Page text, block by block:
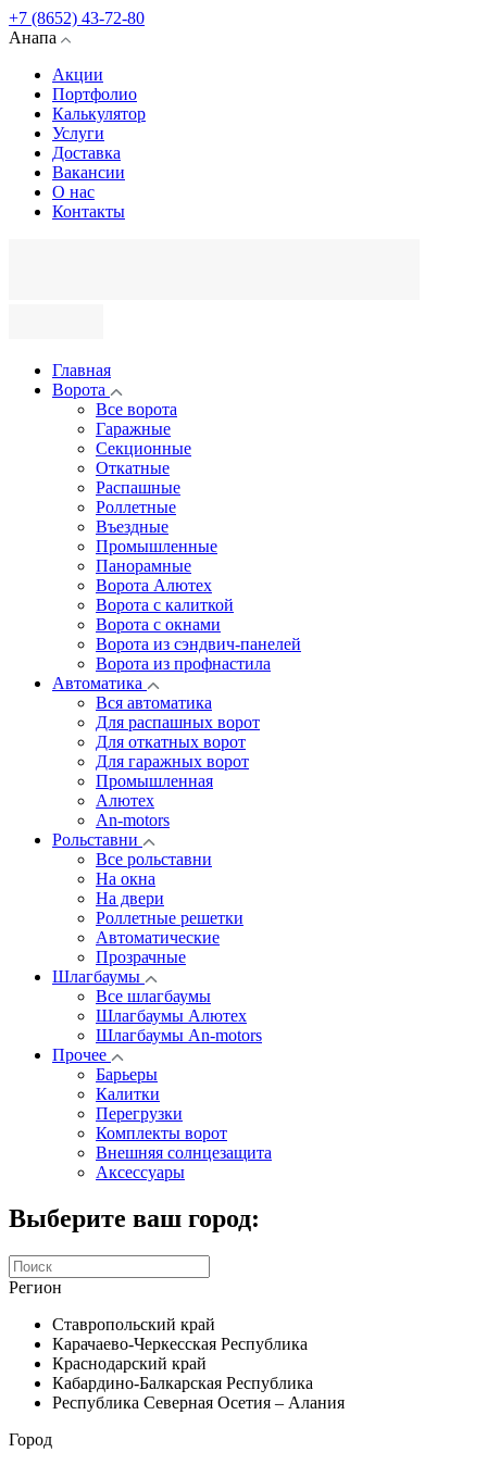
+7 (8652) 43-72-80
Анапа
Акции
Портфолио
Калькулятор
Услуги
Доставка
Вакансии
О нас
Контакты
Главная
Ворота
Все ворота
Гаражные
Секционные
Откатные
Распашные
Роллетные
Въездные
Промышленные
Панорамные
Ворота Алютех
Ворота с калиткой
Ворота c окнами
Ворота из сэндвич-панелей
Ворота из профнастила
Автоматика
Вся автоматика
Для распашных ворот
Для откатных ворот
Для гаражных ворот
Промышленная
Алютех
An-motors
Рольставни
Все рольставни
На окна
На двери
Роллетные решетки
Автоматические
Прозрачные
Шлагбаумы
Все шлагбаумы
Шлагбаумы Алютех
Шлагбаумы An-motors
Прочее
Барьеры
Калитки
Перегрузки
Комплекты ворот
Внешняя солнцезащита
Аксессуары
Выберите ваш город:
Регион
Ставропольский край
Карачаево-Черкесская Республика
Краснодарский край
Кабардино-Балкарская Республика
Республика Северная Осетия – Алания
Город